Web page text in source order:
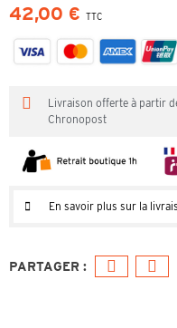
42,00 € TTC
Livraison offerte à partir
Chronopost
En savoir plus sur la